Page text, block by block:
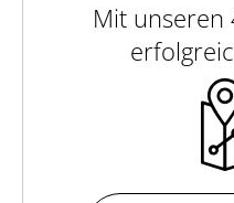
Mit unseren